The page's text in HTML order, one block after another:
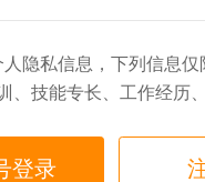
隐私信息，下列信息
、技能专长、工作经历
登录